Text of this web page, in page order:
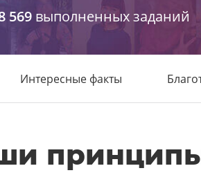
569выполненных заданий
Интересные факты